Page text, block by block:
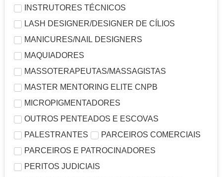
INSTRUTORES TÉCNICOS
LASH DESIGNER/DESIGNER DE CÍLIOS
MANICURES/NAIL DESIGNERS
MAQUIADORES
MASSOTERAPEUTAS/MASSAGISTAS
MASTER MENTORING ELITE CNPB
MICROPIGMENTADORES
OUTROS PENTEADOS E ESCOVAS
PALESTRANTES
PARCEIROS COMERCIAIS
PARCEIROS E PATROCINADORES
PERITOS JUDICIAIS